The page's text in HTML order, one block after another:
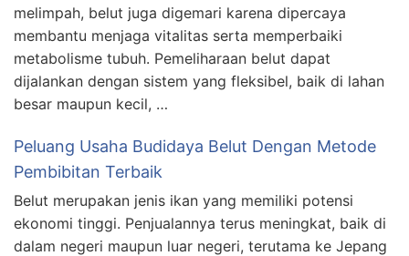
melimpah, belut juga digemari karena dipercaya
membantu menjaga vitalitas serta memperbaiki
metabolisme tubuh. Pemeliharaan belut dapat
dijalankan dengan sistem yang fleksibel, baik di lahan
besar maupun kecil, …
Peluang Usaha Budidaya Belut Dengan Metode
Pembibitan Terbaik
Belut merupakan jenis ikan yang memiliki potensi
ekonomi tinggi. Penjualannya terus meningkat, baik di
dalam negeri maupun luar negeri, terutama ke Jepang